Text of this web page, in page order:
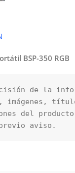
BSP-350 RGB
de la
imágenes,
del producto
aviso.